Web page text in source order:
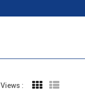
Views :